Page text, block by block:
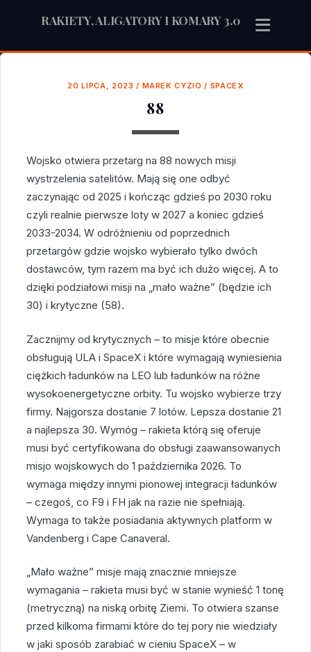
RAKIETY, ALIGATORY I KOMARY 3.0
20 LIPCA, 2023 / MAREK CYZIO / SPACEX
88
Wojsko otwiera przetarg na 88 nowych misji
wystrzelenia satelitów. Mają się one odbyć
zaczynając od 2025 i kończąc gdzieś po 2030 roku
czyli realnie pierwsze loty w 2027 a koniec gdzieś
2033-2034. W odróżnieniu od poprzednich
przetargów gdzie wojsko wybierało tylko dwóch
dostawców, tym razem ma być ich dużo więcej. A to
dzięki podziałowi misji na „mało ważne” (będzie ich
30) i krytyczne (58).
Zacznijmy od krytycznych – to misje które obecnie
obsługują ULA i SpaceX i które wymagają wyniesienia
ciężkich ładunków na LEO lub ładunków na różne
wysokoenergetyczne orbity. Tu wojsko wybierze trzy
firmy. Najgorsza dostanie 7 lotów. Lepsza dostanie 21
a najlepsza 30. Wymóg – rakieta którą się oferuje
musi być certyfikowana do obsługi zaawansowanych
misjo wojskowych do 1 października 2026. To
wymaga między innymi pionowej integracji ładunków
– czegoś, co F9 i FH jak na razie nie spełniają.
Wymaga to także posiadania aktywnych platform w
Vandenberg i Cape Canaveral.
„Mało ważne” misje mają znacznie mniejsze
wymagania – rakieta musi być w stanie wynieść 1 tonę
(metryczną) na niską orbitę Ziemi. To otwiera szanse
przed kilkoma firmami które do tej pory nie wiedziały
w jaki sposób zarabiać w cieniu SpaceX – w